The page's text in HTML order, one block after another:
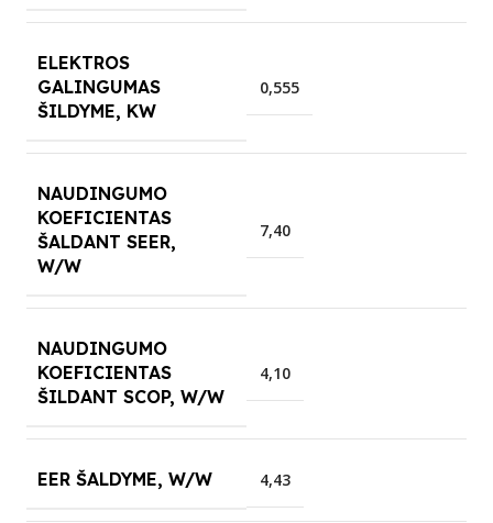
ELEKTROS
GALINGUMAS
ŠILDYME, KW
0,555
NAUDINGUMO
KOEFICIENTAS
ŠALDANT SEER,
W/W
7,40
NAUDINGUMO
KOEFICIENTAS
ŠILDANT SCOP, W/W
4,10
EER ŠALDYME, W/W 4,43